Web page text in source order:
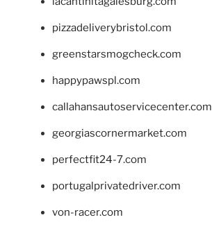
pizzadeliverybristol.com
greenstarsmogcheck.com
happypawspl.com
callahansautoservicecenter.com
georgiascornermarket.com
perfectfit24-7.com
portugalprivatedriver.com
von-racer.com